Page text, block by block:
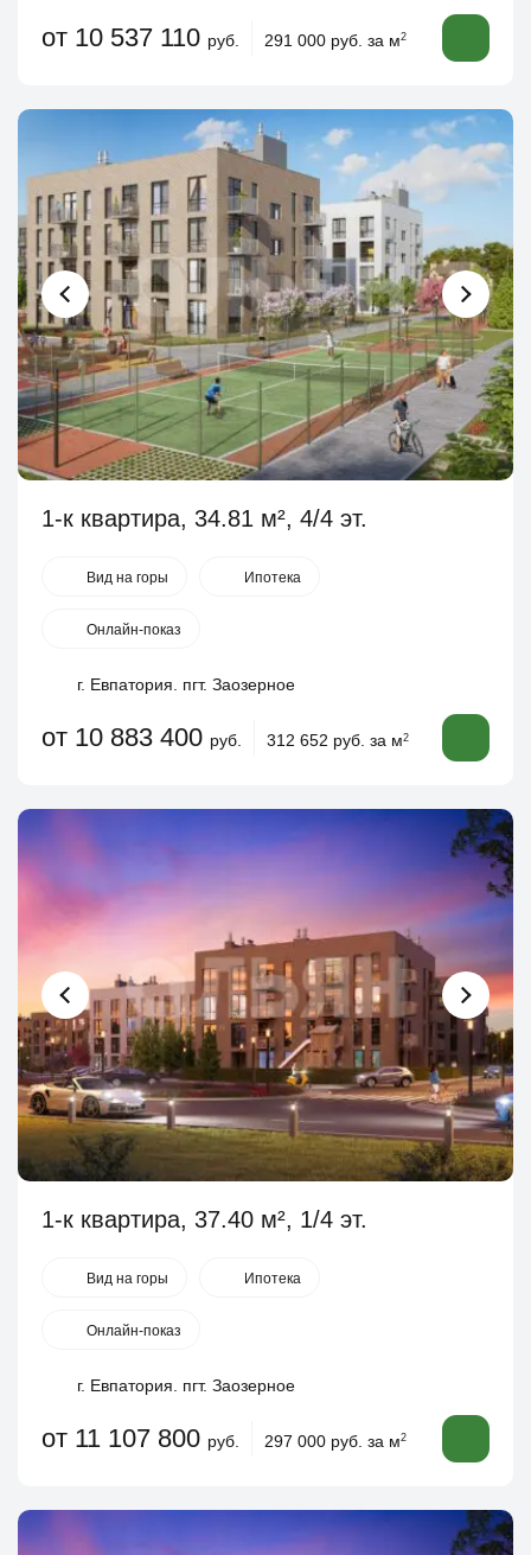
от 10 537 110 руб. 291 000 руб. за м2
1-к квартира, 34.81 м², 4/4 эт.
Вид на горы Ипотека
Онлайн-показ
г. Евпатория. пгт. Заозерное
от 10 883 400 руб. 312 652 руб. за м2
1-к квартира, 37.40 м², 1/4 эт.
Вид на горы Ипотека
Онлайн-показ
г. Евпатория. пгт. Заозерное
от 11 107 800 руб. 297 000 руб. за м2